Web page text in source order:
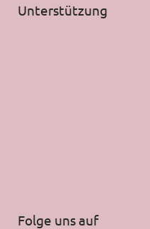
Unterstützung
Folge uns auf